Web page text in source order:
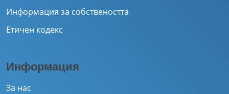
Информация за собствеността
Етичен кодекс
Информация
За нас